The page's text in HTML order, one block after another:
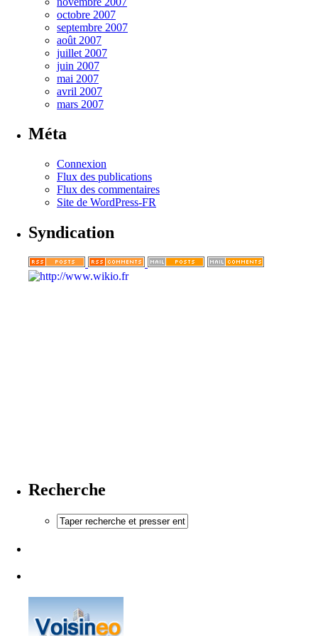
octobre 2007
septembre 2007
août 2007
juillet 2007
juin 2007
mai 2007
avril 2007
mars 2007
Méta
Connexion
Flux des publications
Flux des commentaires
Site de WordPress-FR
Syndication
Recherche